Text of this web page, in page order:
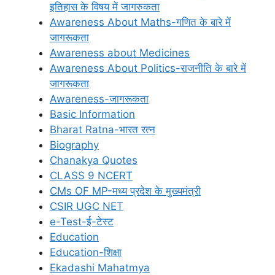
इतिहास के विषय में जागरुकता
Awareness About Maths-गणित के बारे में
जागरूकता
Awareness about Medicines
Awareness About Politics-राजनीति के बारे में
जागरूकता
Awareness-जागरूकता
Basic Information
Bharat Ratna-भारत रत्न
Biography
Chanakya Quotes
CLASS 9 NCERT
CMs OF MP-मध्य प्रदेश के मुख्यमंत्री
CSIR UGC NET
e-Test-ई-टेस्ट
Education
Education-शिक्षा
Ekadashi Mahatmya